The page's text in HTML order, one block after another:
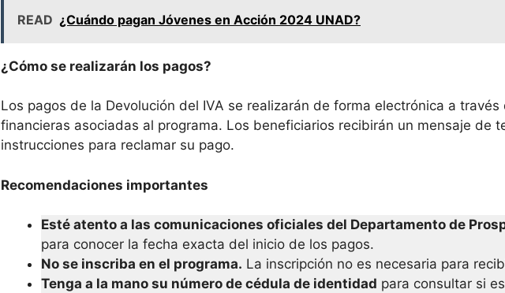
READ ¿Cuándo pagan Jóvenes en Acción 2024 UNAD?
¿Cómo se realizarán los pagos?
Los pagos de la Devolución del IVA se realizarán de forma electrónica a
financieras asociadas al programa. Los beneficiarios recibirán un mensaje de
instrucciones para reclamar su pago.
Recomendaciones importantes
Esté atento a las comunicaciones oficiales del Departamento de
para conocer la fecha exacta del inicio de los pagos.
No se inscriba en el programa. La inscripción no es necesaria para
Tenga a la mano su número de cédula de identidad para consultar si